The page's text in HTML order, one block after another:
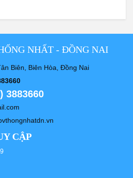
NHẤT - ĐỒNG NAI
Biên, Biên Hòa, Đồng Nai
3883660
CẬP